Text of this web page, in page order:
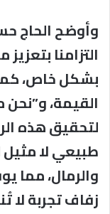
وأوضح الحاج
التزامنا
بشكل خاص،
القيمة،
لتحقيق هذه
طبيعي لا
والرمال، مما
زفاف تجربة لا